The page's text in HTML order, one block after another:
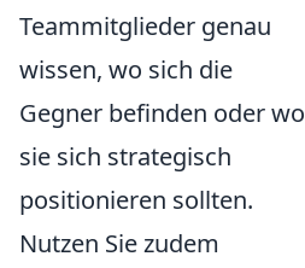
Teammitglieder genau
wissen, wo sich die
Gegner befinden oder wo
sie sich strategisch
positionieren sollten.
Nutzen Sie zudem